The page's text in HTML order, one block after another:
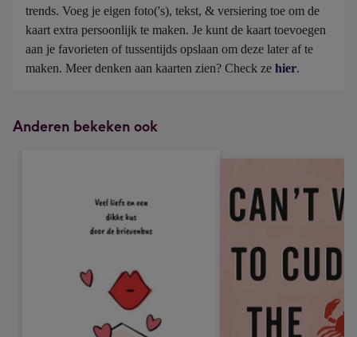
trends. Voeg je eigen foto('s), tekst, & versiering toe om de
kaart extra persoonlijk te maken. Je kunt de kaart toevoegen
aan je favorieten of tussentijds opslaan om deze later af te
maken. Meer denken aan kaarten zien? Check ze hier.
Anderen bekeken ook